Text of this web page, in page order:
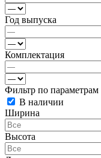
Год выпуска
Комплектация
Фильтр по параметрам
В наличии
Ширина
Высота